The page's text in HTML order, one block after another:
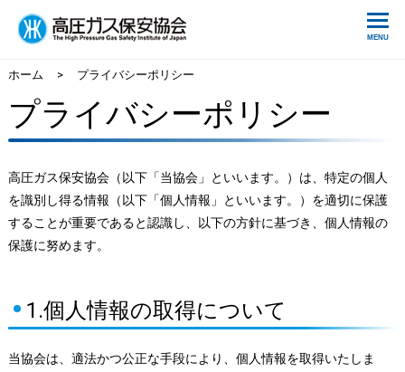
ホーム > プライバシーポリシー
プライバシーポリシー
高圧ガス保安協会（以下「当協会」といいます。）は、特定の個人
を識別し得る情報（以下「個人情報」といいます。）を適切に保護
することが重要であると認識し、以下の方針に基づき、個人情報の
保護に努めます。
1.個人情報の取得について
当協会は、適法かつ公正な手段により、個人情報を取得いたしま